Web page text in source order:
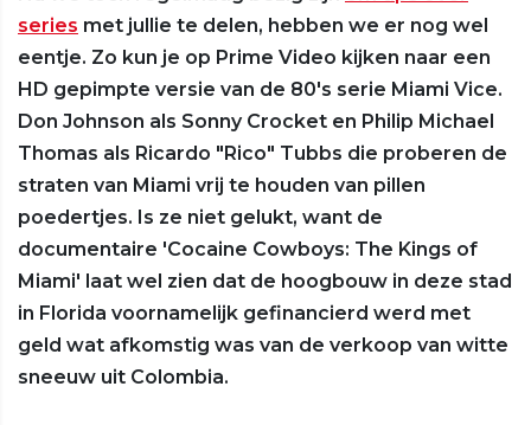
series met jullie te delen, hebben we er nog wel
eentje. Zo kun je op Prime Video kijken naar een
HD gepimpte versie van de 80's serie Miami Vice.
Don Johnson als Sonny Crocket en Philip Michael
Thomas als Ricardo "Rico" Tubbs die proberen de
straten van Miami vrij te houden van pillen
poedertjes. Is ze niet gelukt, want de
documentaire 'Cocaine Cowboys: The Kings of
Miami' laat wel zien dat de hoogbouw in deze stad
in Florida voornamelijk gefinancierd werd met
geld wat afkomstig was van de verkoop van witte
sneeuw uit Colombia.